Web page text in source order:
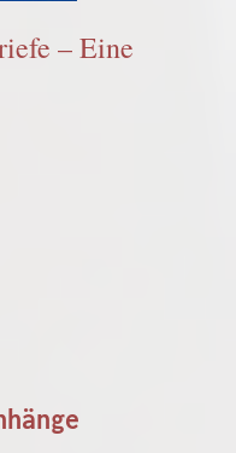
– Eine